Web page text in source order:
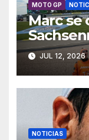
MOTO GP
Marc se
JUL 12, 2026
NOTICIAS